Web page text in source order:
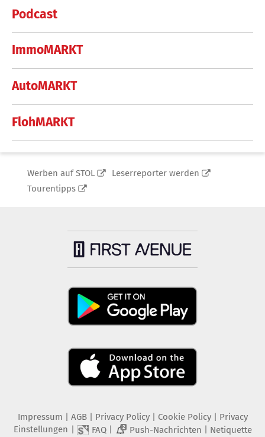
Podcast
ImmoMARKT
AutoMARKT
FlohMARKT
Werben auf STOL
Leserreporter werden
Tourentipps
Impressum AGB Privacy Policy| Cookie Policy| Privacy
Einstellungen
FAQ| 2 Push-Nachrichten Netiquette